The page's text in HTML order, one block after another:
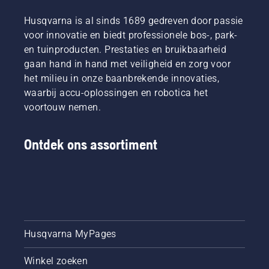
zijn in
hun
land. Zij
zijn ons
H-team.
En ze
zijn onze
meest
dat hij
zonder
wrijving
vrij rond
het blad
beweegt.
Dit
verlengt
zaagblad
korte
video om
te leren
hoe u
om de
olie af te
tappen,
beide
zijn in
deze
video te
Husqvarna is al sinds 1689 gedreven door passie
voor innovatie en biedt professionele bos-, park-
en tuinproducten. Prestaties en bruikbaarheid
gaan hand in hand met veiligheid en zorg voor
het milieu in onze baanbrekende innovaties,
waarbij accu-oplossingen en robotica het
voortouw nemen.
Ontdek ons assortiment
Husqvarna MyPages
Winkel zoeken